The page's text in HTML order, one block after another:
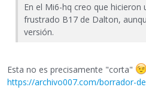
En el Mi6-hq creo que hicieron
frustrado B17 de Dalton,
versión.
Esta no es precisamente "corta"
https://archivo007.com/borrador-